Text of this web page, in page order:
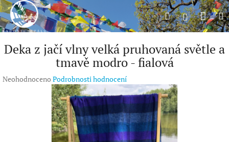
Přejít
na
obsah
HledatPřihlášení
Deka z jačí vlny velká pruhovaná světle a
tmavě modro - fialová
Průměrné
Neohodnoceno Podrobnosti hodnocení